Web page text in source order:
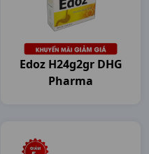
Edoz H24g2gr DHG
Pharma